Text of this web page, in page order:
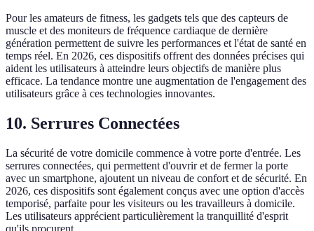
Pour les amateurs de fitness, les gadgets tels que des capteurs de
muscle et des moniteurs de fréquence cardiaque de dernière
génération permettent de suivre les performances et l'état de santé en
temps réel. En 2026, ces dispositifs offrent des données précises qui
aident les utilisateurs à atteindre leurs objectifs de manière plus
efficace. La tendance montre une augmentation de l'engagement des
utilisateurs grâce à ces technologies innovantes.
10. Serrures Connectées
La sécurité de votre domicile commence à votre porte d'entrée. Les
serrures connectées, qui permettent d'ouvrir et de fermer la porte
avec un smartphone, ajoutent un niveau de confort et de sécurité. En
2026, ces dispositifs sont également conçus avec une option d'accès
temporisé, parfaite pour les visiteurs ou les travailleurs à domicile.
Les utilisateurs apprécient particulièrement la tranquillité d'esprit
qu'ils procurent.